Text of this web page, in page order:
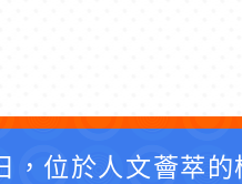
，位於人文薈萃